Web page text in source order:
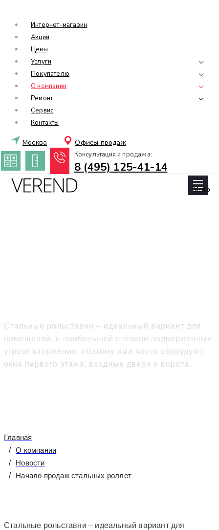
Интернет-магазин
Акции
Цены
Услуги
Покупателю
О компании
Ремонт
Сервис
Контакты
Москва Офисы продаж
Консультация и продажа:
8 (495) 125-41-14
Меню
Стальные рольставни – идеальный вариант для
помещений, в наибольшей степени подверженных
угрозе вторжения, поэтому ими часто оборудуют
окна первого этажа, входные двери и ворота.
Главная
О компании
Новости
Начало продаж стальных роллет
Стальные рольставни – идеальный вариант для